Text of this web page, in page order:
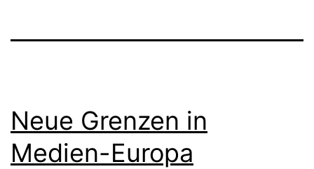
Neue Grenzen in
Medien-Europa